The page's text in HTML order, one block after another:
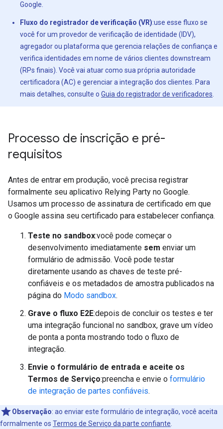
Google.
Fluxo do registrador de verificação (VR):use esse fluxo se
você for um provedor de verificação de identidade (IDV),
agregador ou plataforma que gerencia relações de confiança e
verifica identidades em nome de vários clientes downstream
(RPs finais). Você vai atuar como sua própria autoridade
certificadora (AC) e gerenciar a integração dos clientes. Para
mais detalhes, consulte o Guia do registrador de verificadores
Processo de inscrição e pré-
requisitos
Antes de entrar em produção, você precisa registrar
formalmente seu aplicativo Relying Party no Google.
Usamos um processo de assinatura de certificado em que
o Google assina seu certificado para estabelecer confiança.
Teste no sandbox:você pode começar o
desenvolvimento imediatamente sem enviar um
formulário de admissão. Você pode testar
diretamente usando as chaves de teste pré-
confiáveis e os metadados de amostra publicados na
página do Modo sandbox.
Grave o fluxo E2E:depois de concluir os testes e ter
uma integração funcional no sandbox, grave um vídeo
de ponta a ponta mostrando todo o fluxo de
integração.
Envie o formulário de entrada e aceite os
Termos de Serviço:preencha e envie o formulário
de integração de partes confiáveis.
Observação: ao enviar este formulário de integração, você aceita
formalmente os Termos de Serviço da parte confiante